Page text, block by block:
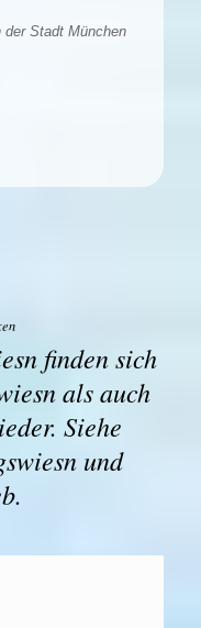
Stadt München
finden sich
als auch
Siehe
und